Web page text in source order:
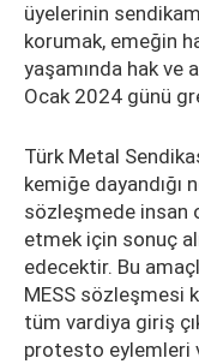
üyelerinin
korumak, emeğin
yaşamında hak
Ocak 2024 günü
Türk Metal
kemiğe dayandığı
sözleşmede insan
etmek için sonuç
edecektir. Bu
MESS sözleşmesi
tüm vardiya giriş
protesto eylemleri